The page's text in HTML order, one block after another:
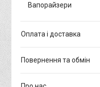
Вапорайзери
Оплата і доставка
Повернення та обмін